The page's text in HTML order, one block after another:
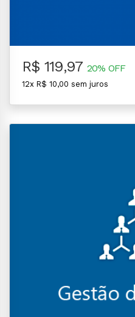
R$ 119,97 20% OFF
12x R$ 10,00 sem juros